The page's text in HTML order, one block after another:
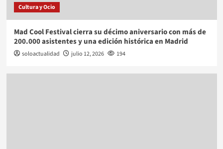
Cultura y Ocio
Mad Cool Festival cierra su décimo aniversario con más de
200.000 asistentes y una edición histórica en Madrid
soloactualidad julio 12, 2026 194